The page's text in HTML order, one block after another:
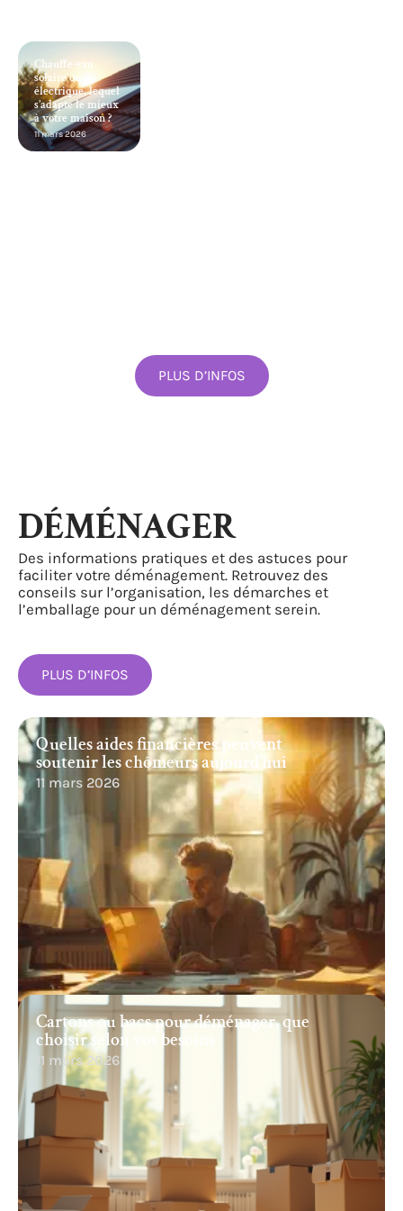
Chauffe-eau
solaire ou
électrique, lequel
s’adapte le mieux
à votre maison ?
11 mars 2026
PLUS D’INFOS
DÉMÉNAGER
Des informations pratiques et des astuces pour
faciliter votre déménagement. Retrouvez des
conseils sur l’organisation, les démarches et
l’emballage pour un déménagement serein.
PLUS D’INFOS
Quelles aides financières peuvent
soutenir les chômeurs aujourd’hui
11 mars 2026
Cartons ou bacs pour déménager, que
choisir selon vos besoins
11 mars 2026